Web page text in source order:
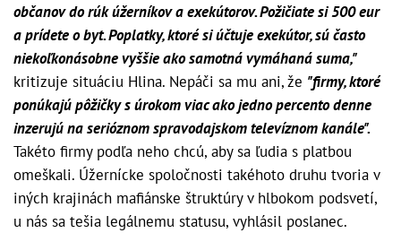
občanov do rúk úžerníkov a exekútorov. Požičiate si 500 eur
a prídete o byt. Poplatky, ktoré si účtuje exekútor, sú často
niekoľkonásobne vyššie ako samotná vymáhaná suma,"
kritizuje situáciu Hlina. Nepáči sa mu ani, že "firmy, ktoré
ponúkajú pôžičky s úrokom viac ako jedno percento denne
inzerujú na serióznom spravodajskom televíznom kanále".
Takéto firmy podľa neho chcú, aby sa ľudia s platbou
omeškali. Úžernícke spoločnosti takéhoto druhu tvoria v
iných krajinách mafiánske štruktúry v hlbokom podsvetí,
u nás sa tešia legálnemu statusu, vyhlásil poslanec.